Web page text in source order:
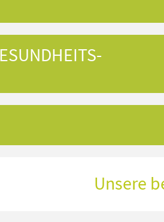
Unsere